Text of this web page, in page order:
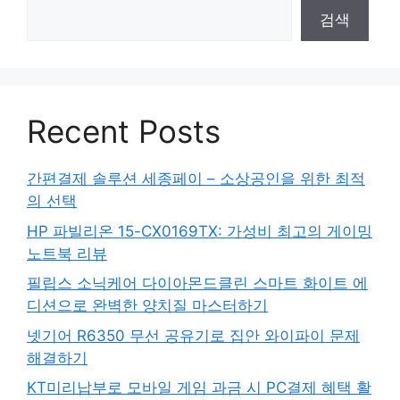
검색
Recent Posts
간편결제 솔루션 세종페이 – 소상공인을 위한 최적
의 선택
HP 파빌리온 15-CX0169TX: 가성비 최고의 게이밍
노트북 리뷰
필립스 소닉케어 다이아몬드클린 스마트 화이트 에
디션으로 완벽한 양치질 마스터하기
넷기어 R6350 무선 공유기로 집안 와이파이 문제
해결하기
KT미리납부로 모바일 게임 과금 시 PC결제 혜택 활